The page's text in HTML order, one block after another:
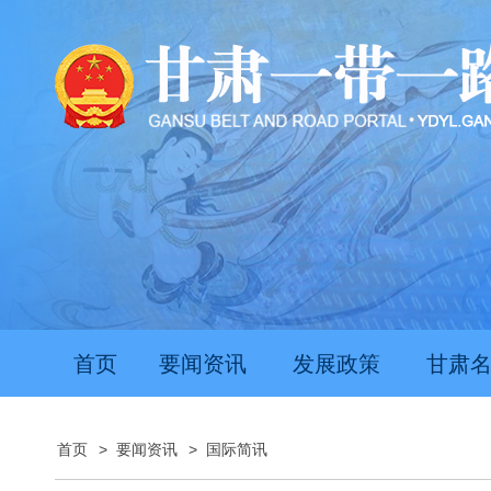
首页 要闻资讯 发展政策 甘肃
首页 > 要闻资讯 > 国际简讯